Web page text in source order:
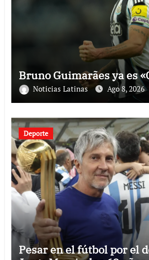
Bruno Guimarães ya es
Noticias Latinas Ago 8, 2026
Deporte
Pesar en el fútbol por el